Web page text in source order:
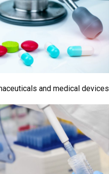
and medical devices